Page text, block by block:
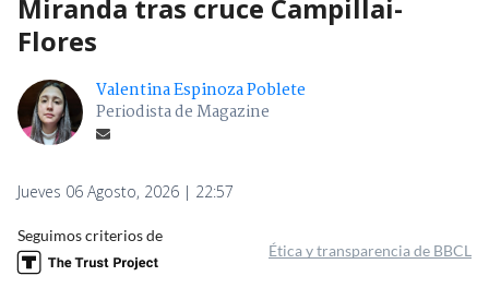
Miranda tras cruce Campillai-
Flores
Valentina Espinoza Poblete
Periodista de Magazine
Jueves 06 Agosto, 2026 | 22:57
Seguimos criterios de
Ética y transparencia de BBCL